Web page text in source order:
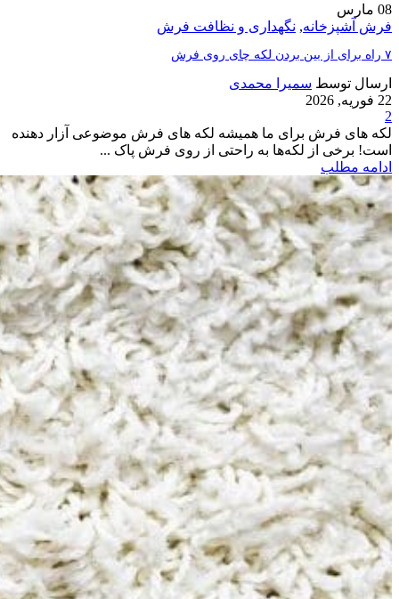
08 مارس
فرش آشپزخانه, نگهداری و نظافت فرش
۷ راه برای از بین بردن لکه چای روی فرش
ارسال توسط سمیرا محمدی
22 فوریه, 2026
2
لکه های فرش برای ما همیشه لکه های فرش موضوعی آزار دهنده
است! برخی از لکه‌ها به راحتی از روی فرش پاک ...
ادامه مطلب